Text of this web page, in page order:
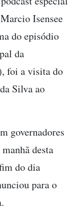
Isensee
do episódio
da
foi a visita do
Silva ao
governadores
desta
do dia
para o